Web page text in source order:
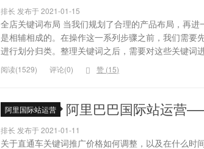
排长 发布于 2021-01-15
全店关键词布局 当我们规划了合理的产品布局，再
是相辅相成的。在操作这一系列步骤之前，我们需
进行划分归类。整理关键词之后，需要对这些关键词
阅读(1529) 评论(0) 赞 (15)
阿里国际站运营 阿里巴巴国际站运营
排长 发布于 2021-01-11
关于直通车关键词推广价格如何调整，以及在什么